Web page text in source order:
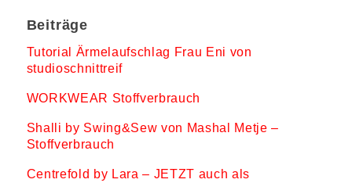
Beiträge
Tutorial Ärmelaufschlag Frau Eni von
studioschnittreif
WORKWEAR Stoffverbrauch
Shalli by Swing&Sew von Mashal Metje –
Stoffverbrauch
Centrefold by Lara – JETZT auch als